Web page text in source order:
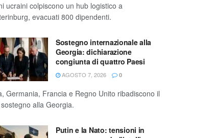
ucraini colpiscono un hub logistico a
evacuati 800 dipendenti.
Sostegno internazionale alla
Georgia: dichiarazione
congiunta di quattro Paesi
AGOSTO 7, 2026 0
Germania, Francia e Regno Unito ribadiscono il
alla Georgia.
Putin e la Nato: tensioni in